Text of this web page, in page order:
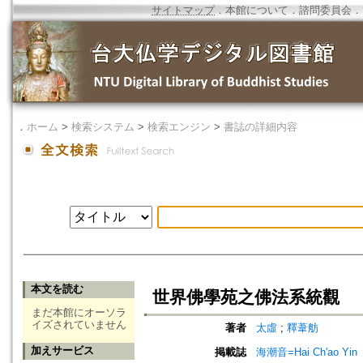
サイトマップ．本館について ． 諮問委員会 ．
． ホーム > 検索システム > 検索エンジン > 書誌の詳細内容
本文を読む
まだ本館にオーソラ
イズされていません
加えサービス
世界佛學苑之佛法系統觀
著者 太虛 ; 釋葦舫
掲載誌
海潮音=Hai Ch'ao Yin